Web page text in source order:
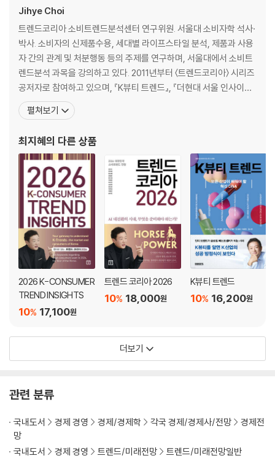
Jihye Choi
트렌드코리아 소비트렌드분석센터 연구위원. 서울대 소비자학 석사·
박사. 소비자의 신제품수용, 세대별 라이프스타일 분석, 제품과 사용
자 간의 관계 및 처분행동 등의 주제를 연구하며, 서울대에서 소비트
렌드분석 과목을 강의하고 있다. 2011년부터 〈트렌드코리아〉 시리즈
공저자로 참여하고 있으며, 『K뷰티 트렌드』, 『더현대 서울 인사이
트』, 『스물하나, 서른아홉』, 〈대한민국 외식업 트렌드〉 시리즈를 공저
했다. 워싱턴주립대학교에서 공동연구자 자격으로 연수했으며, 삼성
신제품 개발 프로젝트를 수행하였다. 현재 이마트
펼쳐보기
최지혜의 다른 상품
2026 K-CONSUMER
TREND INSIGHTS
17,100원
10%
트렌드 코리아 2026
18,000원
10%
K뷰티 트렌드
16,200원
10%
더보기
관련 분류
국내도서 경제 경영 경제/경제학 각국 경제/경제사/전망
경제전
망
국내도서
경제 경영 트렌드/미래전망
트렌드/미래전망일반